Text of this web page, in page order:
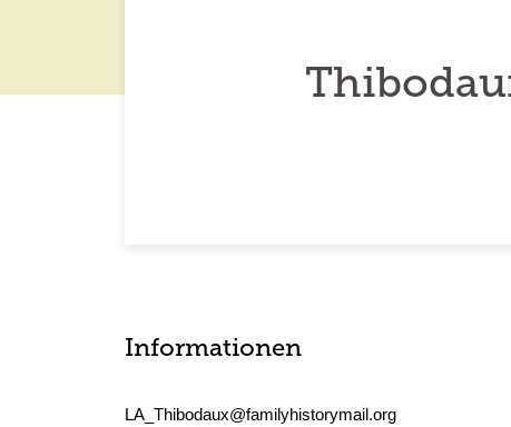
Informationen
LA_Thibodaux@familyhistorymail.org